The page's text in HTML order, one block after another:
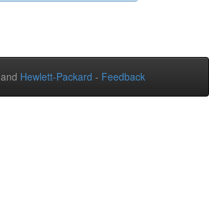
and Hewlett-Packard - Feedback